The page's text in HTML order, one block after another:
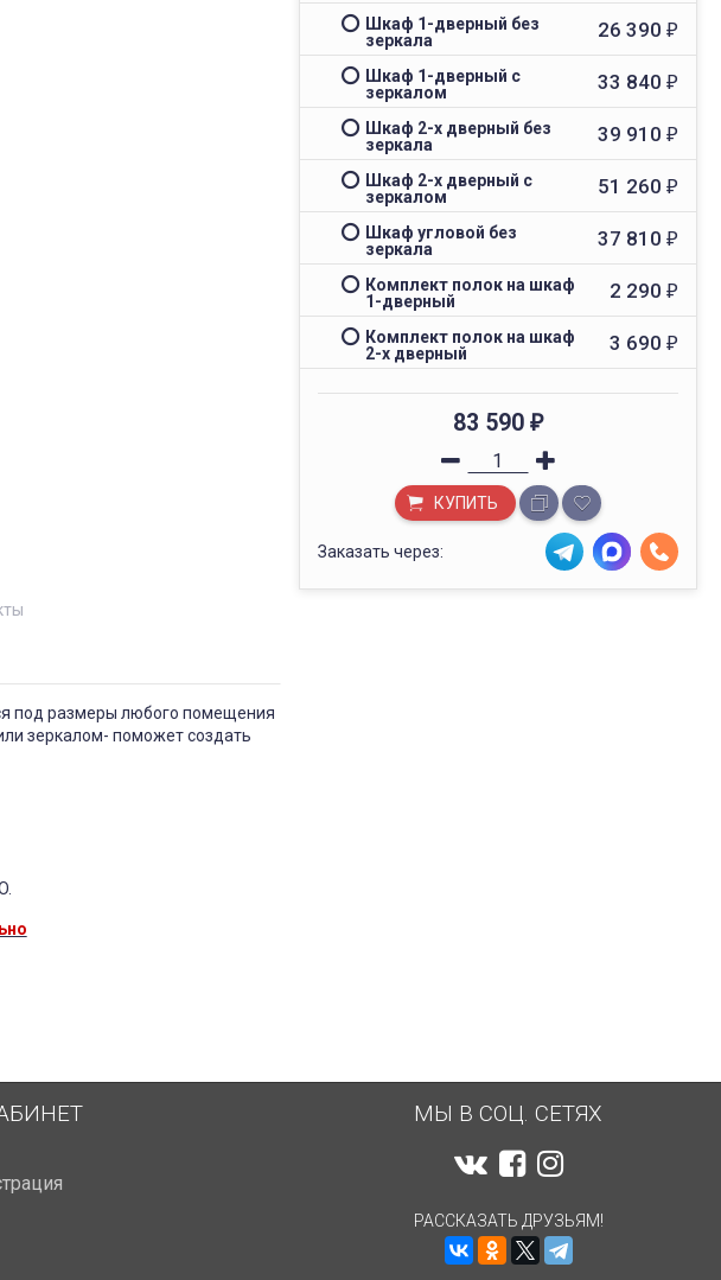
Шкаф 1-дверный без
зеркала
26 390 ₽
Шкаф 1-дверный с
зеркалом
33 840 ₽
Шкаф 2-х дверный без
зеркала
39 910 ₽
Шкаф 2-х дверный с
зеркалом
51 260 ₽
Шкаф угловой без
зеркала
37 810 ₽
Комплект полок на шкаф
1-дверный
2 290 ₽
Комплект полок на шкаф
2-х дверный
3 690 ₽
83 590 ₽
КУПИТЬ
Заказать через:
под размеры любого помещения
зеркалом- поможет создать
МЫ В СОЦ. СЕТЯХ
РАССКАЗАТЬ ДРУЗЬЯМ!